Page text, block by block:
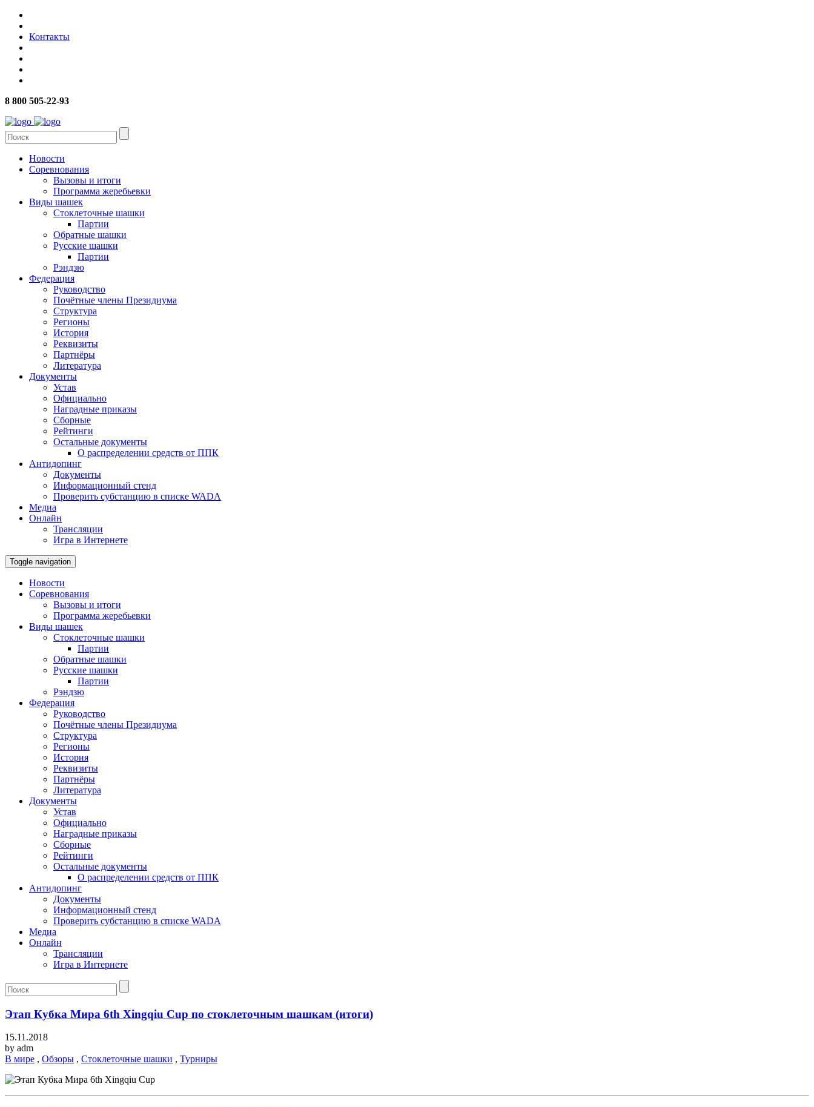
Контакты
8 800 505-22-93
Новости
Соревнования
Вызовы и итоги
Программа жеребьевки
Виды шашек
Стоклеточные шашки
Партии
Обратные шашки
Русские шашки
Партии
Рэндзю
Федерация
Руководство
Почётные члены Президиума
Структура
Регионы
История
Реквизиты
Партнёры
Литература
Документы
Устав
Официально
Наградные приказы
Сборные
Рейтинги
Остальные документы
О распределении средств от ППК
Антидопинг
Документы
Информационный стенд
Проверить субстанцию в списке WADA
Медиа
Онлайн
Трансляции
Игра в Интернете
Toggle navigation
Новости
Соревнования
Вызовы и итоги
Программа жеребьевки
Виды шашек
Стоклеточные шашки
Партии
Обратные шашки
Русские шашки
Партии
Рэндзю
Федерация
Руководство
Почётные члены Президиума
Структура
Регионы
История
Реквизиты
Партнёры
Литература
Документы
Устав
Официально
Наградные приказы
Сборные
Рейтинги
Остальные документы
О распределении средств от ППК
Антидопинг
Документы
Информационный стенд
Проверить субстанцию в списке WADA
Медиа
Онлайн
Трансляции
Игра в Интернете
Этап Кубка Мира 6th Xingqiu Cup по стоклеточным шашкам (итоги)
15.11.2018
by adm
В мире , Обзоры , Стоклеточные шашки , Турниры